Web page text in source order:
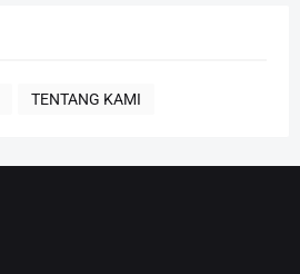
TENTANG KAMI